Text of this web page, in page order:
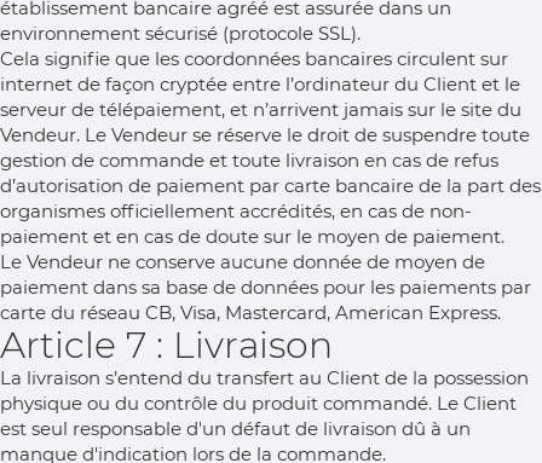
établissement bancaire agréé est assurée dans un
environnement sécurisé (protocole SSL).
Cela signifie que les coordonnées bancaires circulent sur
internet de façon cryptée entre l’ordinateur du Client et le
serveur de télépaiement, et n’arrivent jamais sur le site du
Vendeur. Le Vendeur se réserve le droit de suspendre toute
gestion de commande et toute livraison en cas de refus
d’autorisation de paiement par carte bancaire de la part des
organismes officiellement accrédités, en cas de non-
paiement et en cas de doute sur le moyen de paiement.
Le Vendeur ne conserve aucune donnée de moyen de
paiement dans sa base de données pour les paiements par
carte du réseau CB, Visa, Mastercard, American Express.
Article 7 : Livraison
La livraison s’entend du transfert au Client de la possession
physique ou du contrôle du produit commandé. Le Client
est seul responsable d'un défaut de livraison dû à un
manque d'indication lors de la commande.